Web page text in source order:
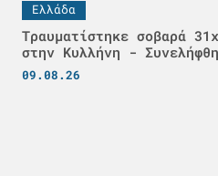
Ελλάδα
Τραυματίστηκε σοβαρά
στην Κυλλήνη -
09.08.26